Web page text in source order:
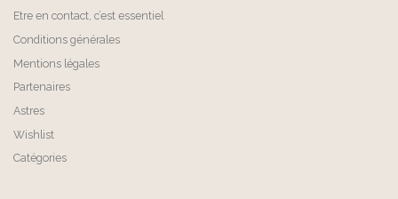
Etre en contact, c’est essentiel
Conditions générales
Mentions légales
Partenaires
Astres
Wishlist
Catégories